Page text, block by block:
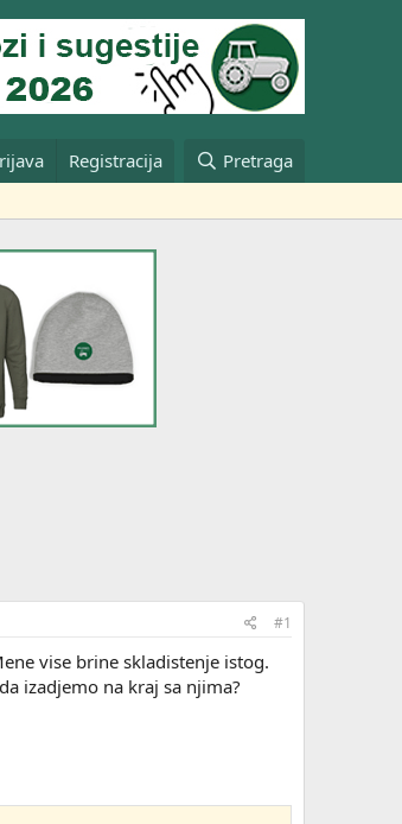
Registracija Pretraga
#1
vise brine skladistenje istog.
izadjemo na kraj sa njima?